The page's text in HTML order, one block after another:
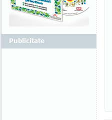
Publicitate